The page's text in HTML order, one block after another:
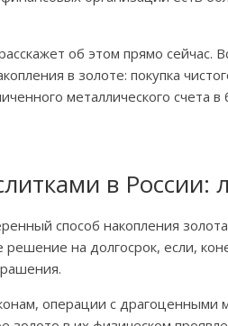
об этом прямо сейчас.
в золоте: покупка
металлического счета в
в России:
способ накопления
на долгосрок, если,
операции с драгоценными